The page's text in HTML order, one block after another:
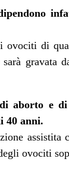
di
aborto e
40 anni.
assistita
ovociti